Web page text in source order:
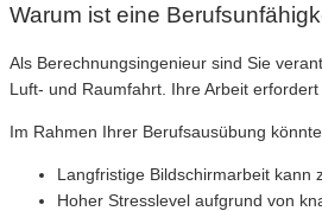
Warum ist eine
Als Berechnungsingenieur sind Sie
Luft- und Raumfahrt. Ihre Arbeit
Im Rahmen Ihrer Berufsausübung
Langfristige Bildschirmarbeit kann
Hoher Stresslevel aufgrund von